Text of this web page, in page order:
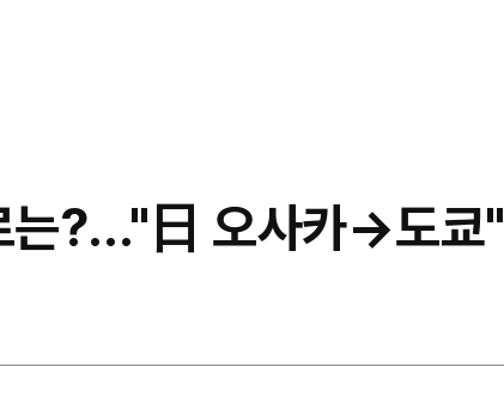
는?…"日 오사카→도쿄"